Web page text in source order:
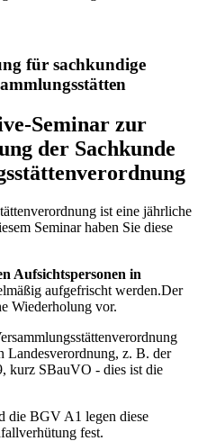
für sachkundige
Seminar zur
der Sachkunde
ist eine jährliche
Seminar haben Sie diese
Aufsichtspersonen in
aufgefrischt werden.Der
Wiederholung vor.
z. B. der
kurz SBauVO - dies ist die
die BGV A1 legen diese
fest.